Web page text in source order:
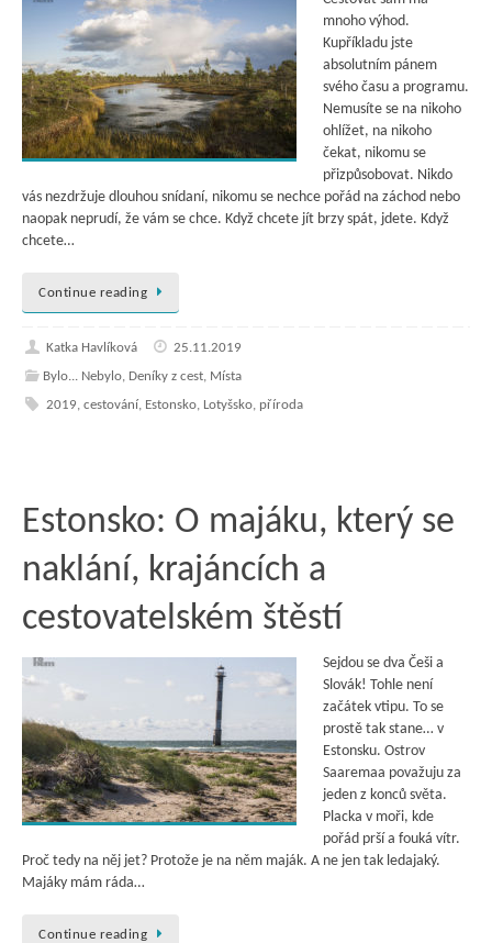
mnoho výhod.
Kupříkladu jste
absolutním pánem
svého času a programu.
Nemusíte se na nikoho
ohlížet, na nikoho
čekat, nikomu se
přizpůsobovat. Nikdo
vás nezdržuje dlouhou snídaní, nikomu se nechce pořád na záchod nebo
naopak neprudí, že vám se chce. Když chcete jít brzy spát, jdete. Když
chcete…
Continue reading
Katka Havlíková
25.11.2019
Bylo... Nebylo, Deníky z cest, Místa
2019, cestování, Estonsko, Lotyšsko, příroda
Estonsko: O majáku, který se
naklání, krajáncích a
cestovatelském štěstí
Sejdou se dva Češi a
Slovák! Tohle není
začátek vtipu. To se
prostě tak stane… v
Estonsku. Ostrov
Saaremaa považuju za
jeden z konců světa.
Placka v moři, kde
pořád prší a fouká vítr.
Proč tedy na něj jet? Protože je na něm maják. A ne jen tak ledajaký.
Majáky mám ráda…
Continue reading